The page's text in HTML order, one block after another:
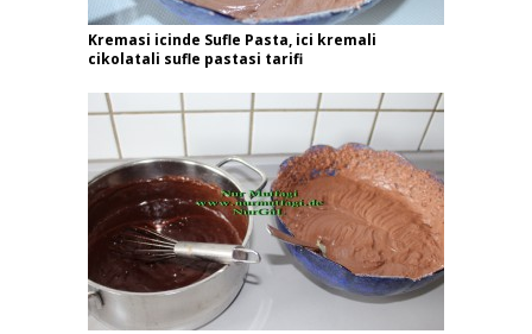
Kremasi icinde Sufle Pasta, ici kremali
cikolatali sufle pastasi tarifi